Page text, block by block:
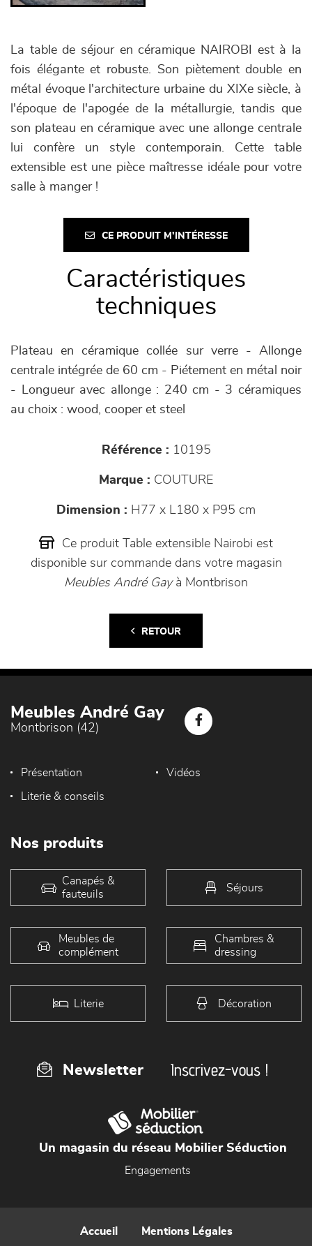
La table de séjour en céramique NAIROBI est à la
fois élégante et robuste. Son piètement double en
métal évoque l'architecture urbaine du XIXe siècle, à
l'époque de l'apogée de la métallurgie, tandis que
son plateau en céramique avec une allonge centrale
lui confère un style contemporain. Cette table
extensible est une pièce maîtresse idéale pour votre
salle à manger !
CE PRODUIT M'INTÉRESSE
Caractéristiques
techniques
Plateau en céramique collée sur verre - Allonge
centrale intégrée de 60 cm - Piétement en métal noir
- Longueur avec allonge : 240 cm - 3 céramiques
au choix : wood, cooper et steel
Référence : 10195
Marque : COUTURE
Dimension : H77 x L180 x P95 cm
Ce produit Table extensible Nairobi est
disponible sur commande dans votre magasin
Meubles André Gayà Montbrison
RETOUR
Meubles André Gay
Montbrison (42)
Présentation Vidéos
Literie & conseils
Nos produits
Canapés &
fauteuils
Séjours
Meubles de
complément
Chambres &
dressing
Literie Décoration
Newsletter Inscrivez-vous !
Un magasin du réseau Mobilier Séduction
Engagements
Accueil Mentions Légales